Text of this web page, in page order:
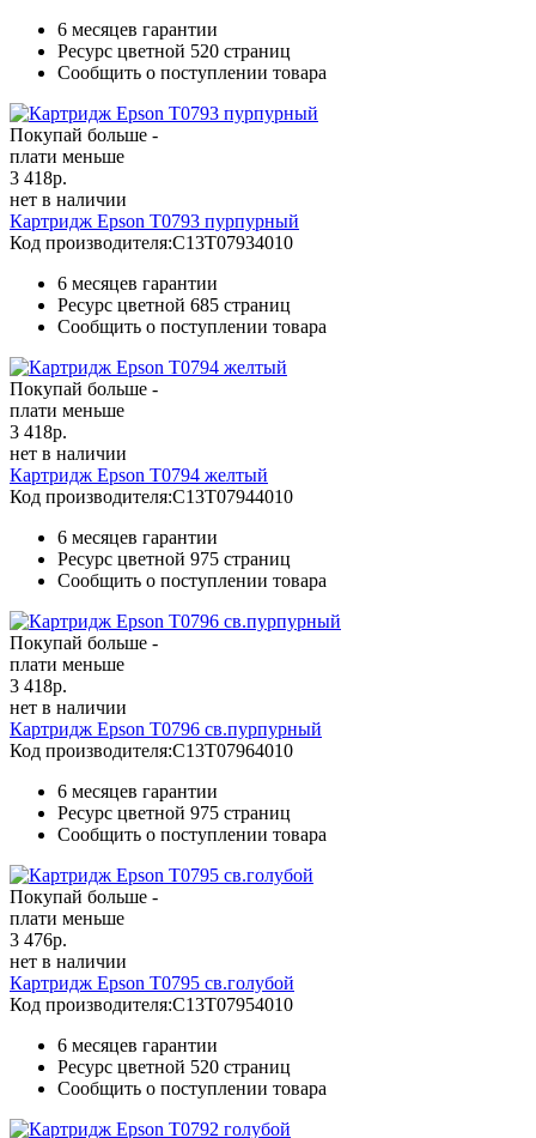
6 месяцев гарантии
Ресурс цветной 520 страниц
Сообщить о поступлении товара
Покупай больше -
плати меньше
3 418р.
нет в наличии
Картридж Epson T0793 пурпурный
Код производителя:C13T07934010
6 месяцев гарантии
Ресурс цветной 685 страниц
Сообщить о поступлении товара
Покупай больше -
плати меньше
3 418р.
нет в наличии
Картридж Epson T0794 желтый
Код производителя:C13T07944010
6 месяцев гарантии
Ресурс цветной 975 страниц
Сообщить о поступлении товара
Покупай больше -
плати меньше
3 418р.
нет в наличии
Картридж Epson T0796 св.пурпурный
Код производителя:C13T07964010
6 месяцев гарантии
Ресурс цветной 975 страниц
Сообщить о поступлении товара
Покупай больше -
плати меньше
3 476р.
нет в наличии
Картридж Epson T0795 св.голубой
Код производителя:C13T07954010
6 месяцев гарантии
Ресурс цветной 520 страниц
Сообщить о поступлении товара